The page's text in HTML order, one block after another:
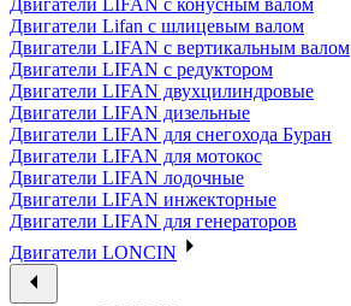
Двигатели Lifan с шлицевым валом
Двигатели LIFAN с вертикальным валом
Двигатели LIFAN с редуктором
Двигатели LIFAN двухцилиндровые
Двигатели LIFAN дизельные
Двигатели LIFAN для снегохода Буран
Двигатели LIFAN для мотокос
Двигатели LIFAN лодочные
Двигатели LIFAN инжекторные
Двигатели LIFAN для генераторов
Двигатели LONCIN